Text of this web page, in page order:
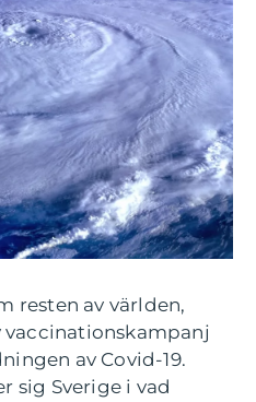
resten av världen,
vaccinationskampanj
av Covid-19.
sig Sverige i vad